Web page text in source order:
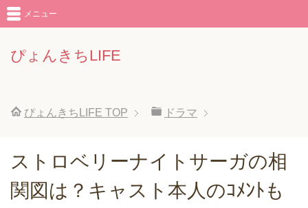
ぴょんきちLIFE
メニュー
ぴょんきちLIFE TOP ドラマ
ストロベリーナイトサーガの相
関図は？キャスト本人のｺﾒﾝﾄも